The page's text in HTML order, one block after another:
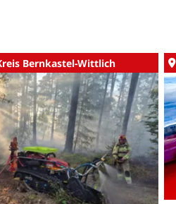
Bernkastel-Wittlich